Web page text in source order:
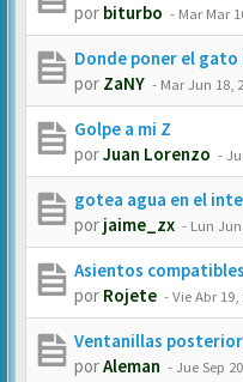
por biturbo - Mar Mar
Donde poner el
por ZaNY - Mar Jun 18,
Golpe a mi Z
porJuan Lorenzo -
gotea agua en el
por jaime_zx - Lun
Asientos compatibles
por Rojete -Vie Abr 19,
Ventanillas
porAleman -Jue Sep